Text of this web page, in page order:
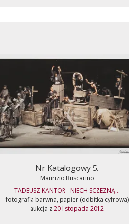
Nr Katalogowy 5.
Maurizio Buscarino
TADEUSZ KANTOR - NIECH SCZEZNĄ...
fotografia barwna, papier (odbitka cyfrowa)
aukcja z20 listopada 2012